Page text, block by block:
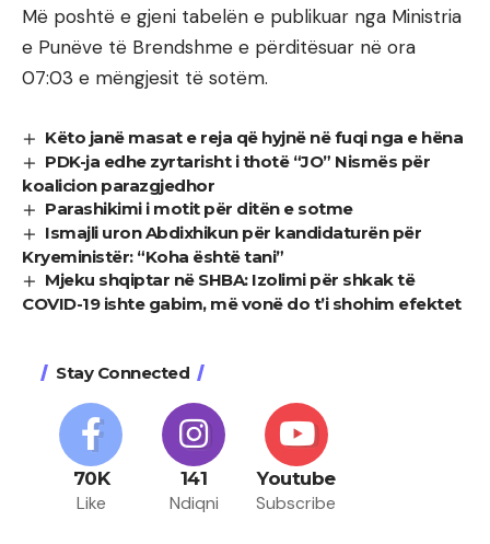
Më poshtë e gjeni tabelën e publikuar nga Ministria
e Punëve të Brendshme e përditësuar në ora
07:03 e mëngjesit të sotëm.
Këto janë masat e reja që hyjnë në fuqi nga e hëna
PDK-ja edhe zyrtarisht i thotë “JO” Nismës për
koalicion parazgjedhor
Parashikimi i motit për ditën e sotme
Ismajli uron Abdixhikun për kandidaturën për
Kryeministër: “Koha është tani”
Mjeku shqiptar në SHBA: Izolimi për shkak të
COVID-19 ishte gabim, më vonë do t’i shohim efektet
Stay Connected
70K
Like
141
Ndiqni
Youtube
Subscribe